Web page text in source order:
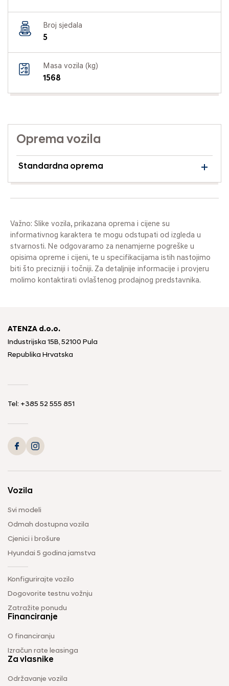
Broj sjedala
5
Masa vozila (kg)
1568
Oprema vozila
Standardna oprema
Važno: Slike vozila, prikazana oprema i cijene su
informativnog karaktera te mogu odstupati od izgleda u
stvarnosti. Ne odgovaramo za nenamjerne pogreške u
opisima opreme i cijeni, te u specifikacijama istih nastojimo
biti što precizniji i točniji. Za detaljnije informacije i provjeru
molimo kontaktirati ovlaštenog prodajnog predstavnika.
ATENZA d.o.o.
Industrijska 15B, 52100 Pula
Republika Hrvatska
Tel: +385 52 555 851
Vozila
Svi modeli
Odmah dostupna vozila
Cjenici i brošure
Hyundai 5 godina jamstva
Konfigurirajte vozilo
Dogovorite testnu vožnju
Zatražite ponudu
Financiranje
O financiranju
Izračun rate leasinga
Za vlasnike
Održavanje vozila